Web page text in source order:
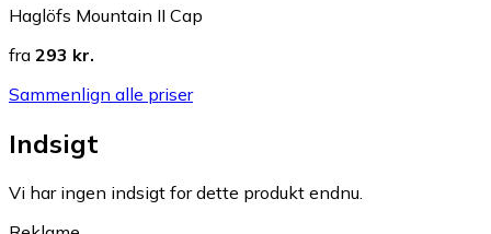
Haglöfs Mountain II Cap
fra 293 kr.
Sammenlign alle priser
Indsigt
Vi har ingen indsigt for dette produkt endnu.